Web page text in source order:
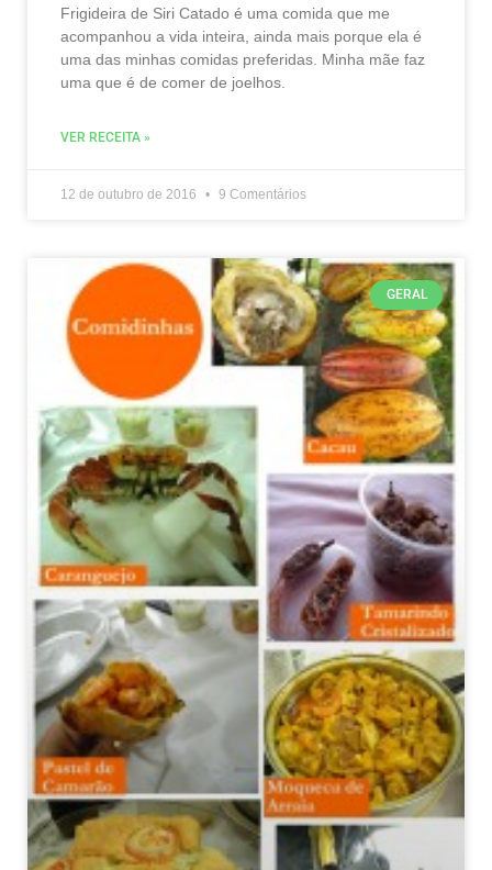
Frigideira de Siri Catado é uma comida que me
acompanhou a vida inteira, ainda mais porque ela é
uma das minhas comidas preferidas. Minha mãe faz
uma que é de comer de joelhos.
VER RECEITA »
12 de outubro de 2016 9 Comentários
GERAL